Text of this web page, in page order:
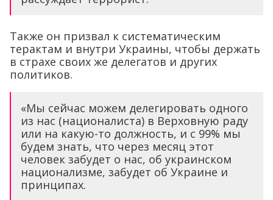
Также он призвал к систематическим
терактам и внутри Украины, чтобы держать
в страхе своих же делегатов и других
политиков.
«Мы сейчас можем делегировать одного
из нас (националиста) в Верховную раду
или на какую-то должность, и с 99% мы
будем знать, что через месяц этот
человек забудет о нас, об украинском
национализме, забудет об Украине и
принципах.